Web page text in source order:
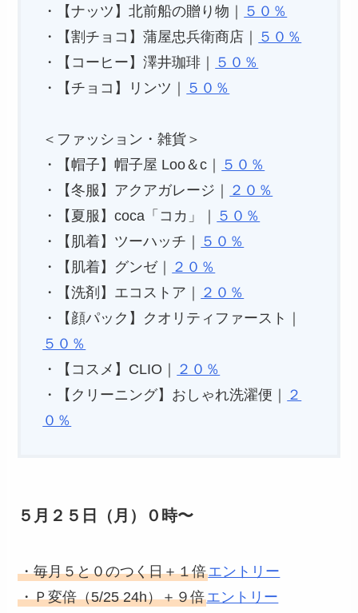
・【ナッツ】北前船の贈り物｜
５０％
・【割チョコ】蒲屋忠兵衛商店｜
５０％
・【コーヒー】澤井珈琲｜
５０％
・【チョコ】リンツ｜
５０％
＜ファッション・雑貨＞
・【帽子】帽子屋 Loo＆c｜
５０％
・【冬服】アクアガレージ｜
２０％
・【夏服】coca「コカ」｜
５０％
・【肌着】ツーハッチ｜
５０％
・【肌着】グンゼ｜
２０％
・【洗剤】エコストア｜
２０％
・【顔パック】クオリティファースト｜
５０％
・【コスメ】CLIO｜
２０％
・【クリーニング】おしゃれ洗濯便｜
２
０％
５月２５日（月）０時〜
・毎月５と０のつく日＋１倍エントリー
・Ｐ変倍（5/25 24h）＋９倍エントリー